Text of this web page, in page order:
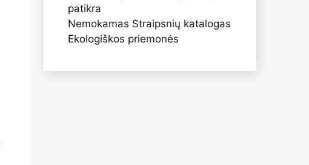
patikra
Nemokamas Straipsnių katalogas
Ekologiškos priemonės